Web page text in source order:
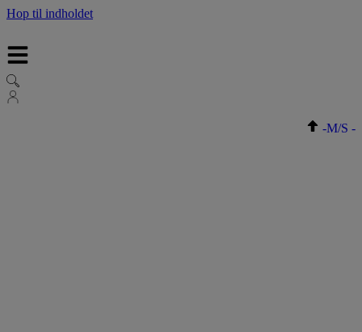
Hop til indholdet
-M/S -